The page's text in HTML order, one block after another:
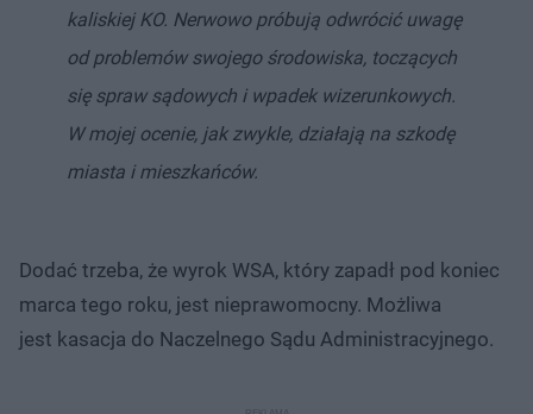
kaliskiej KO. Nerwowo próbują odwrócić uwagę
od problemów swojego środowiska, toczących
się spraw sądowych i wpadek wizerunkowych.
W mojej ocenie, jak zwykle, działają na szkodę
miasta i mieszkańców.
Dodać trzeba, że wyrok WSA, który zapadł pod koniec
marca tego roku, jest nieprawomocny. Możliwa
jest kasacja do Naczelnego Sądu Administracyjnego.